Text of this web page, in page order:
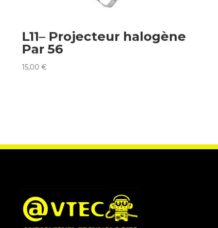
L11– Projecteur halogène
Par 56
15,00 €